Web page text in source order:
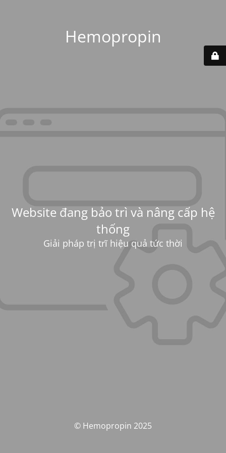
Hemopropin
Website đang bảo trì và nâng cấp hệ
thống
Giải pháp trị trĩ hiệu quả tức thời
© Hemopropin 2025